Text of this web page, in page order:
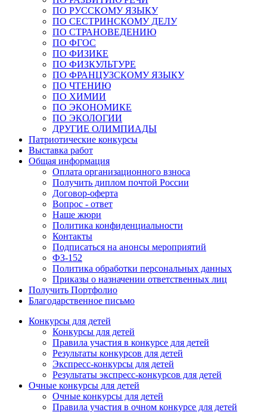
ПО РУССКОМУ ЯЗЫКУ
ПО СЕСТРИНСКОМУ ДЕЛУ
ПО СТРАНОВЕДЕНИЮ
ПО ФГОС
ПО ФИЗИКЕ
ПО ФИЗКУЛЬТУРЕ
ПО ФРАНЦУЗСКОМУ ЯЗЫКУ
ПО ЧТЕНИЮ
ПО ХИМИИ
ПО ЭКОНОМИКЕ
ПО ЭКОЛОГИИ
ДРУГИЕ ОЛИМПИАДЫ
Патриотические конкурсы
Выставка работ
Общая информация
Оплата организационного взноса
Получить диплом почтой России
Договор-оферта
Вопрос - ответ
Наше жюри
Политика конфиденциальности
Контакты
Подписаться на анонсы мероприятий
ФЗ-152
Политика обработки персональных данных
Приказы о назначении ответственных лиц
Получить Портфолио
Благодарственное письмо
Конкурсы для детей
Конкурсы для детей
Правила участия в конкурсе для детей
Результаты конкурсов для детей
Экспресс-конкурсы для детей
Результаты экспресс-конкурсов для детей
Очные конкурсы для детей
Очные конкурсы для детей
Правила участия в очном конкурсе для детей